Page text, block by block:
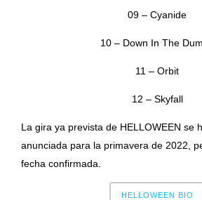
09 – Cyanide
10 – Down In The
11 – Orbit
12 – Skyfall
La gira ya prevista de HELLOWEEN se
anunciada para la primavera de 2022,
fecha confirmada.
HELLOWEEN BIO